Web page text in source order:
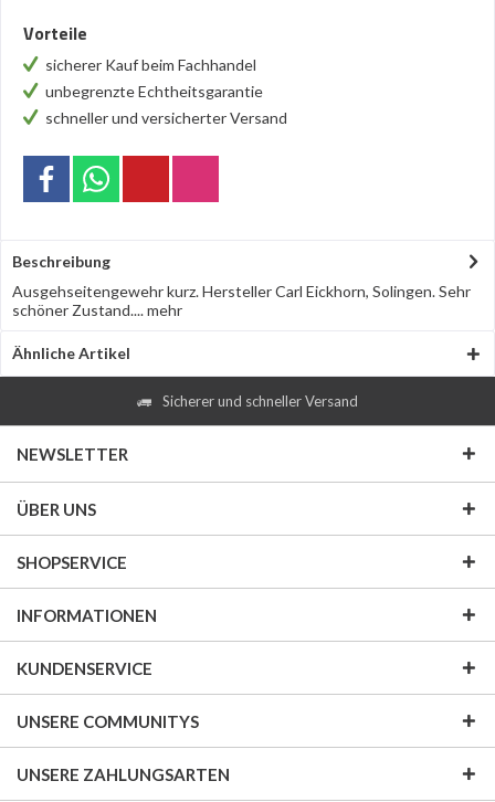
Vorteile
sicherer Kauf beim Fachhandel
unbegrenzte Echtheitsgarantie
schneller und versicherter Versand
Beschreibung
Ausgehseitengewehr kurz. Hersteller Carl Eickhorn, Solingen. Sehr
schöner Zustand....mehr
Ähnliche Artikel
Sicherer und schneller Versand
NEWSLETTER
ÜBER UNS
SHOPSERVICE
INFORMATIONEN
KUNDENSERVICE
UNSERE COMMUNITYS
UNSERE ZAHLUNGSARTEN